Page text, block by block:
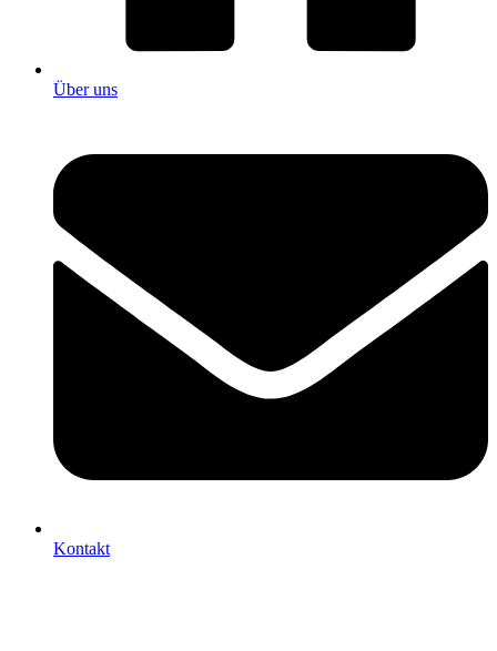
Über uns
Kontakt